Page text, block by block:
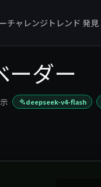
チャレンジ トレンド 発見
ーダー
· deepseek-v4-flash ·